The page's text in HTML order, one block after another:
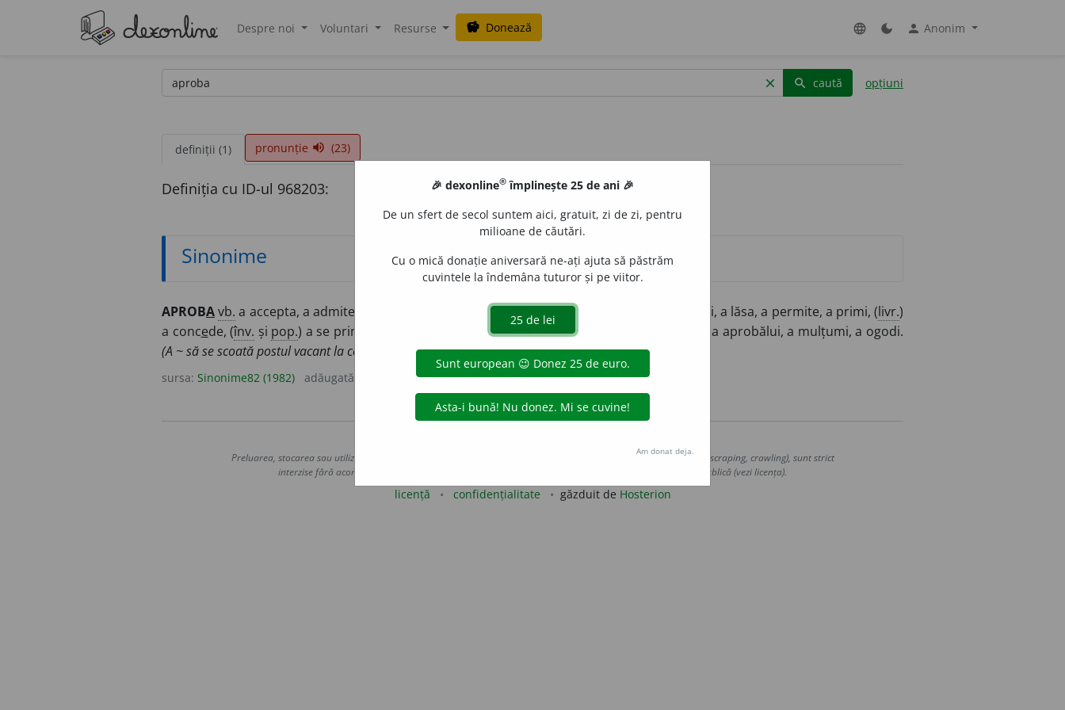
Despre noi Voluntari Resurse savings Donează language dark_mode person Anonim
clear search caută opțiuni
definiții (1) pronunție volume_up (23)
Definiția cu ID-ul 968203:
Sinonime
APROBAvb. a accepta, a admite, a consimți, a încuviința, a se îndupleca, a îngădui, a se învoi, a lăsa, a permite, a primi, (livr.)
a concede, (înv. și pop.) a se prinde, ( ) a se pleca, (Mold.șiBucov.
) a aprobălui, a mulțumi, a ogodi.
(A ~ să se scoată postul vacant la concurs.)
sursa: Sinonime82 (1982) adăugată de LauraGellner acțiuni
Preluarea, stocarea sau utilizarea datelor de pe acest site, inclusiv prin orice metode de extragere automată (web scraping, crawling), sunt strict
interzise fără acordul nostru prealabil scris, cu excepția seturilor de date oferite oficial spre utilizare publică (vezi licența).
licență confidențialitate găzduit de Hosterion
🎉 dexonline® împlinește 25 de ani 🎉
De un sfert de secol suntem aici, gratuit, zi de zi, pentru
milioane de căutări.
Cu o mică donație aniversară ne-ați ajuta să păstrăm
cuvintele la îndemâna tuturor și pe viitor.
Am donat deja.